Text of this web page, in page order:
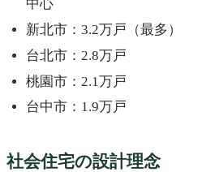
中心
新北市：3.2万戸（最多）
台北市：2.8万戸
桃園市：2.1万戸
台中市：1.9万戸
社会住宅の設計理念